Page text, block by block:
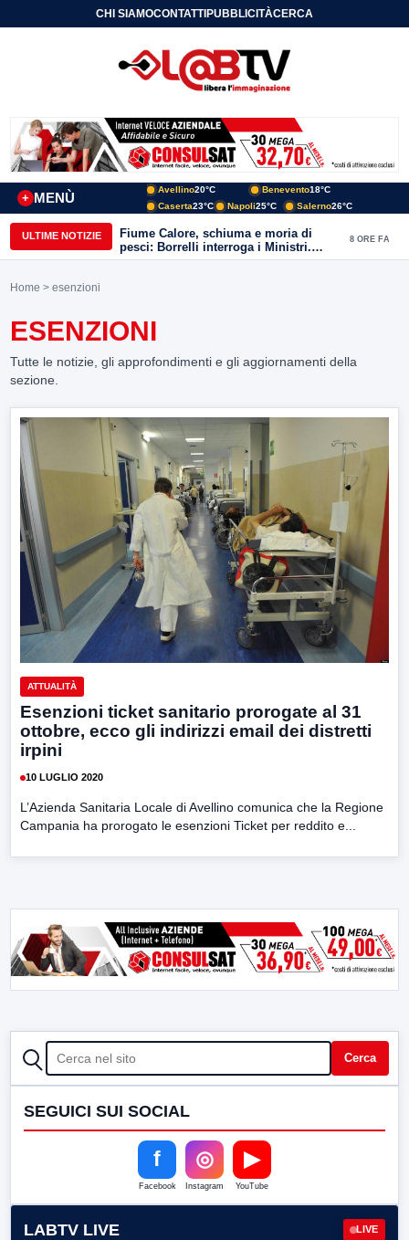
CHI SIAMOCONTATTIPUBBLICITÀCERCA
MENÙ
+
Avellino20°C Benevento18°C
Caserta23°C Napoli25°C Salerno26°C
ULTIME NOTIZIE
Fiume Calore, schiuma e moria di
pesci: Borrelli interroga i Ministri.
“Benevento paga l’assenza del
8 ORE FA
Home > esenzioni
ESENZIONI
Tutte le notizie, gli approfondimenti e gli aggiornamenti della
sezione.
ATTUALITÀ
Esenzioni ticket sanitario prorogate al 31
ottobre, ecco gli indirizzi email dei distretti
irpini
10 LUGLIO 2020
L’Azienda Sanitaria Locale di Avellino comunica che la Regione
Campania ha prorogato le esenzioni Ticket per reddito e...
CERCA Cerca
SEGUICI SUI SOCIAL
f
Facebook
◎
Instagram
▶
YouTube
LABTV LIVE LIVE